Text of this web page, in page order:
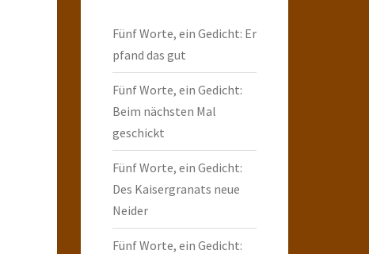
Fünf Worte, ein Gedicht: Er
pfand das gut
Fünf Worte, ein Gedicht:
Beim nächsten Mal
geschickt
Fünf Worte, ein Gedicht:
Des Kaisergranats neue
Neider
Fünf Worte, ein Gedicht: